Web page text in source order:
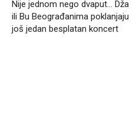
Nije jednom nego dvaput… Dža
ili Bu Beograđanima poklanjaju
još jedan besplatan koncert